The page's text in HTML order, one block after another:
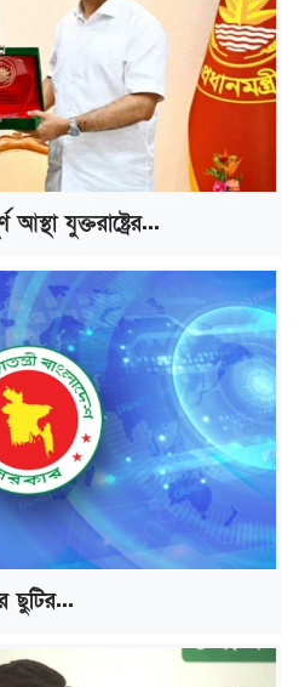
যুক্তরাষ্ট্রের...
ছুটির...